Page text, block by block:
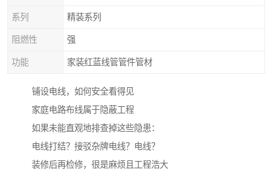
系列 精装系列
阻燃性 强
功能 家装红蓝线管管件管材
铺设电线，如何安全看得见
家庭电路布线属于隐蔽工程
如果未能直观地排查掉这些隐患：
电线打结？接驳杂牌电线？电线？
装修后再检修，很是麻烦且工程浩大